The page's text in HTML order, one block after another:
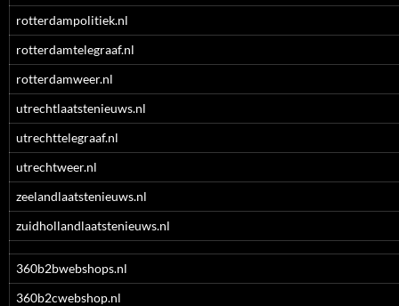
rotterdampolitiek.nl
rotterdamtelegraaf.nl
rotterdamweer.nl
utrechtlaatstenieuws.nl
utrechttelegraaf.nl
utrechtweer.nl
zeelandlaatstenieuws.nl
zuidhollandlaatstenieuws.nl
360b2bwebshops.nl
360b2cwebshop.nl